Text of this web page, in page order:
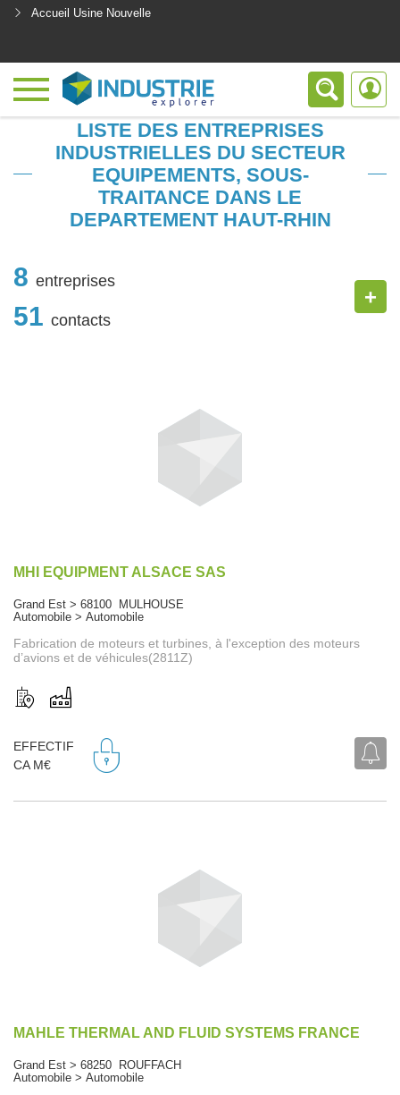
Accueil Usine Nouvelle
LISTE DES ENTREPRISES
INDUSTRIELLES DU SECTEUR
EQUIPEMENTS, SOUS-
TRAITANCE DANS LE
DEPARTEMENT HAUT-RHIN
8 entreprises
51 contacts
+
MHI EQUIPMENT ALSACE SAS
Grand Est > 68100 MULHOUSE
Automobile > Automobile
Fabrication de moteurs et turbines, à l'exception des moteurs
d’avions et de véhicules(2811Z)
EFFECTIF
CA M€
MAHLE THERMAL AND FLUID SYSTEMS FRANCE
Grand Est > 68250 ROUFFACH
Automobile > Automobile